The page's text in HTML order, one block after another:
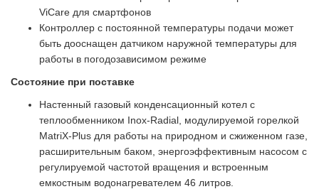
ViCare для смартфонов
Контроллер с постоянной температуры подачи может
быть дооснащен датчиком наружной температуры для
работы в погодозависимом режиме
Состояние при поставке
Настенный газовый конденсационный котел с
теплообменником Inox-Radial, модулируемой горелкой
MatriX-Plus для работы на природном и сжиженном газе,
расширительным баком, энергоэффективным насосом с
регулируемой частотой вращения и встроенным
емкостным водонагревателем 46 литров.